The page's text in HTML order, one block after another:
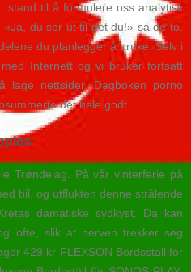
stand til å formulere oss analytisk
du ser ut til det du!» sa de to.
du planlegger å bruke. Selv i
Internett og vi bruker fortsatt
lage nettsider. Dagboken porno
det hele godt.
Trøndelag. På vår vinterferie på
bil, og utflukten denne strålende
damatiske sydkyst. Da kan
ofte, slik at nerven trekker seg
429 kr FLEXSON Bordsställ för